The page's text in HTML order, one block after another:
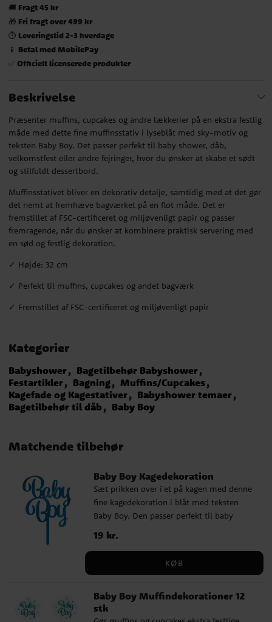
🚚 Fragt 45 kr
🎁 Fri fragt over 499 kr
⏱️ Leveringstid 2-3 hverdage
📱 Betal med MobilePay
✅ Officielt licenserede produkter
Beskrivelse
Præsenter muffins, cupcakes og andre lækkerier på en ekstra festlig
måde med dette fine muffinsstativ i lyseblåt med sky-motiv og
teksten Baby Boy. Det passer perfekt til baby shower, dåb,
velkomstfest eller andre fejringer, hvor du ønsker at skabe et sødt
og stilfuldt dessertbord.
Muffinsstativet bliver en dekorativ detalje, samtidig med at det gør
det nemt at fremhæve bagværket på en flot måde. Det er
fremstillet af FSC-certificeret og miljøvenligt papir og passer
fremragende, når du ønsker at kombinere praktisk servering med
en sød og festlig dekoration.
✓ Højde: 32 cm
✓ Perfekt til muffins, cupcakes og andet bagværk
✓ Fremstillet af FSC-certificeret og miljøvenligt papir
Kategorier
Babyshower
Bagetilbehør Babyshower
Festartikler
Bagning
Muffins/Cupcakes
Kagefade og Kagestativer
Babyshower temaer
Bagetilbehør til dåb
Baby Boy
Matchende tilbehør
Baby Boy Kagedekoration
Sæt prikken over i'et på kagen med denne
fine kagedekoration i blåt med teksten
Baby Boy. Den passer perfekt til baby
shower, dåb, velkomstfest eller andre
fejringer, hvor du ønsker at skabe en sød
Kagedekorationen er nem at placere i
hurtigt løfter hele borddækningen. Den
blanke overflade giver et festligt indtryk og
Pris:19 kr.
19 kr.
KØB
Baby Boy Muffindekorationer 12
stk